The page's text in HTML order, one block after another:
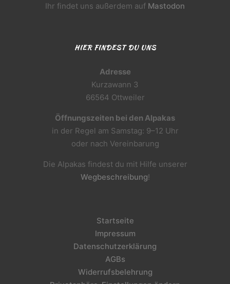
Ihr findet uns außerdem auf Mastodon
HIER FINDEST DU UNS
Adresse
Kurzawann 3
66564 Ottweiler
Öffnungszeiten bei den Alpakas
in der Regel am Samstag: 9–12 Uhr
oder nach Vereinbarung
Die Alpakas findest du mit Hilfe unserer
Wegbeschreibung!
Startseite
Impressum
Datenschutzerklärung
AGBs
Widerrufsbelehrung